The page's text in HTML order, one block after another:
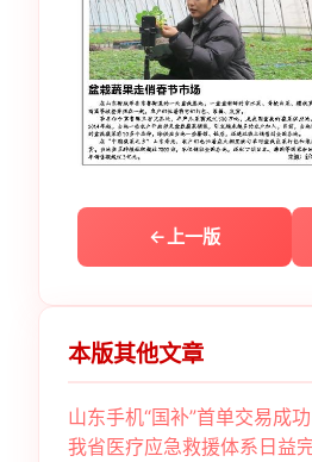
上一版
本版其他文章
山东手机“国补”首单交易成功
我省医疗应急救援体系日益